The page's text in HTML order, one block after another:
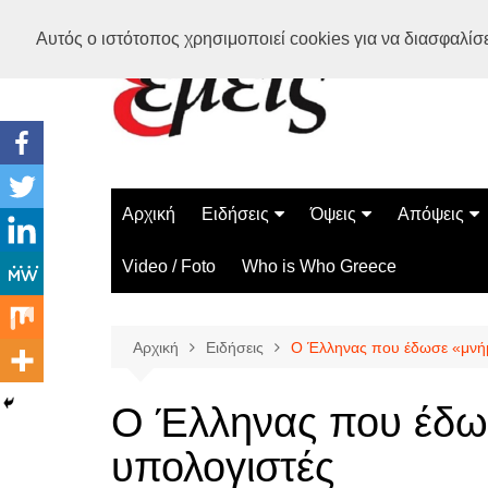
Αυτός ο ιστότοπος χρησιμοποιεί cookies για να
Αρχική Ειδήσεις
Ελλάδα
Διεθνή
Όψεις
Διάστημα
Επιστήμη
Απόψεις
Video / Foto Who is Who Greece
Αρχική Ειδήσεις Ο Έλληνας που έδωσε
Ο Έλληνας που
υπολογιστές